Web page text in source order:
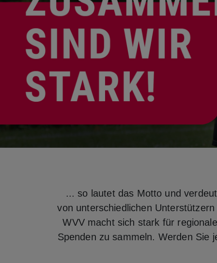
... so lautet das Motto und
von unterschiedlichen
WVV macht sich stark für
Spenden zu sammeln. Werden Sie